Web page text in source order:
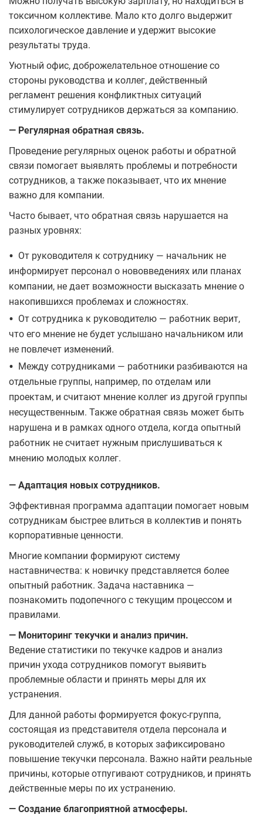
токсичном коллективе. Мало кто долго выдержит
психологическое давление и удержит высокие
результаты труда.
Уютный офис, доброжелательное отношение со
стороны руководства и коллег, действенный
регламент решения конфликтных ситуаций
стимулирует сотрудников держаться за компанию.
— Регулярная обратная связь.
Проведение регулярных оценок работы и обратной
связи помогает выявлять проблемы и потребности
сотрудников, а также показывает, что их мнение
важно для компании.
Часто бывает, что обратная связь нарушается на
разных уровнях:
• От руководителя к сотруднику — начальник не
информирует персонал о нововведениях или планах
компании, не дает возможности высказать мнение о
накопившихся проблемах и сложностях.
• От сотрудника к руководителю — работник верит,
что его мнение не будет услышано начальником или
не повлечет изменений.
• Между сотрудниками — работники разбиваются на
отдельные группы, например, по отделам или
проектам, и считают мнение коллег из другой группы
несущественным. Также обратная связь может быть
нарушена и в рамках одного отдела, когда опытный
работник не считает нужным прислушиваться к
мнению молодых коллег.
— Адаптация новых сотрудников.
Эффективная программа адаптации помогает новым
сотрудникам быстрее влиться в коллектив и понять
корпоративные ценности.
Многие компании формируют систему
наставничества: к новичку представляется более
опытный работник. Задача наставника —
познакомить подопечного с текущим процессом и
правилами.
— Мониторинг текучки и анализ причин.
Ведение статистики по текучке кадров и анализ
причин ухода сотрудников помогут выявить
проблемные области и принять меры для их
устранения.
Для данной работы формируется фокус-группа,
состоящая из представителя отдела персонала и
руководителей служб, в которых зафиксировано
повышение текучки персонала. Важно найти реальные
причины, которые отпугивают сотрудников, и принять
действенные меры по их устранению.
— Создание благоприятной атмосферы.